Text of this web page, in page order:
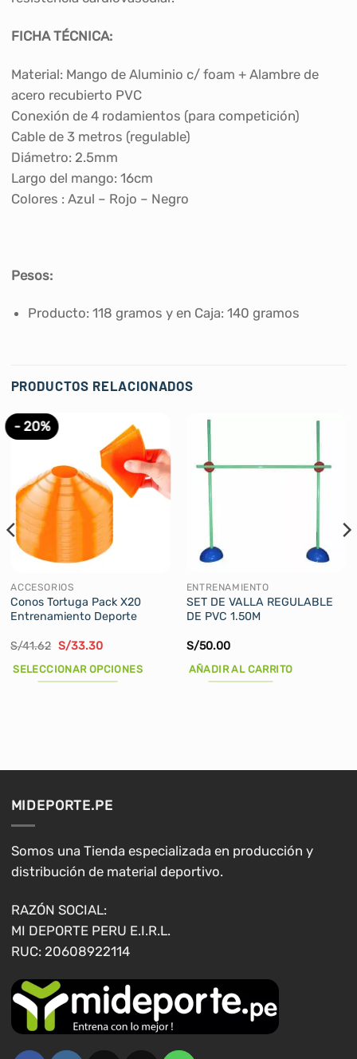
FICHA TÉCNICA:
Material: Mango de Aluminio c/ foam + Alambre de
acero recubierto PVC
Conexión de 4 rodamientos (para competición)
Cable de 3 metros (regulable)
Diámetro: 2.5mm
Largo del mango: 16cm
Colores : Azul – Rojo – Negro
Pesos:
Producto: 118 gramos y en Caja: 140 gramos
PRODUCTOS RELACIONADOS
- 20%
ACCESORIOS
Conos Tortuga Pack X20
Entrenamiento Deporte
S/41.62 El
original
era:
S/33.30El
actual
es:
SELECCIONAR OPCIONES
se
pueden
elegir
en
página
de
producto
ENTRENAMIENTO
SET DE VALLA REGULABLE
DE PVC 1.50M
S/50.00
AÑADIR AL CARRITO
MIDEPORTE.PE
Somos una Tienda especializada en producción y
distribución de material deportivo.
RAZÓN SOCIAL:
MI DEPORTE PERU E.I.R.L.
RUC: 20608922114